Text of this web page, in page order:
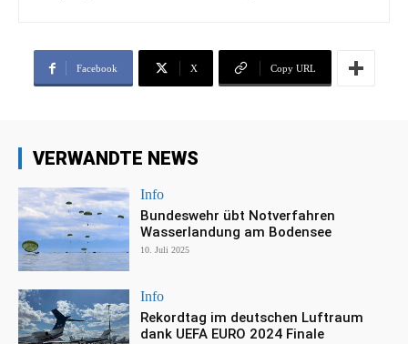
Facebook X Copy URL
VERWANDTE NEWS
Info
Bundeswehr übt Notverfahren
Wasserlandung am Bodensee
10. Juli 2025
Info
Rekordtag im deutschen Luftraum
dank UEFA EURO 2024 Finale